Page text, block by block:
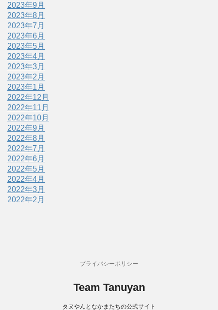
2023年9月
2023年8月
2023年7月
2023年6月
2023年5月
2023年4月
2023年3月
2023年2月
2023年1月
2022年12月
2022年11月
2022年10月
2022年9月
2022年8月
2022年7月
2022年6月
2022年5月
2022年4月
2022年3月
2022年2月
プライバシーポリシー
Team Tanuyan
タヌやんとなかまたちの公式サイト